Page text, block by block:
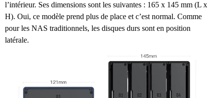
l’intérieur. Ses dimensions sont les suivantes : 165 x 145 mm (L x
H). Oui, ce modèle prend plus de place et c’est normal. Comme
pour les NAS traditionnels, les disques durs sont en position
latérale.